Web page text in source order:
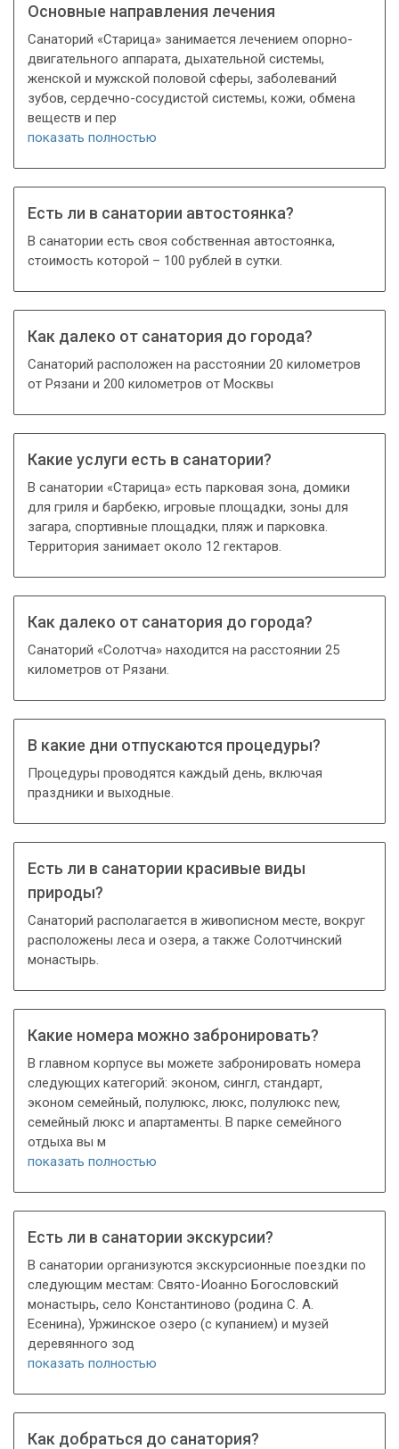
Основные направления лечения
Санаторий «Старица» занимается лечением опорно-
двигательного аппарата, дыхательной системы,
женской и мужской половой сферы, заболеваний
зубов, сердечно-сосудистой системы, кожи, обмена
веществ и пер
показать полностью
Есть ли в санатории автостоянка?
В санатории есть своя собственная автостоянка,
стоимость которой – 100 рублей в сутки.
Как далеко от санатория до города?
Санаторий расположен на расстоянии 20 километров
от Рязани и 200 километров от Москвы
Какие услуги есть в санатории?
В санатории «Старица» есть парковая зона, домики
для гриля и барбекю, игровые площадки, зоны для
загара, спортивные площадки, пляж и парковка.
Территория занимает около 12 гектаров.
Как далеко от санатория до города?
Санаторий «Солотча» находится на расстоянии 25
километров от Рязани.
В какие дни отпускаются процедуры?
Процедуры проводятся каждый день, включая
праздники и выходные.
Есть ли в санатории красивые виды
природы?
Санаторий располагается в живописном месте, вокруг
расположены леса и озера, а также Солотчинский
монастырь.
Какие номера можно забронировать?
В главном корпусе вы можете забронировать номера
следующих категорий: эконом, сингл, стандарт,
эконом семейный, полулюкс, люкс, полулюкс new,
семейный люкс и апартаменты. В парке семейного
отдыха вы м
показать полностью
Есть ли в санатории экскурсии?
В санатории организуются экскурсионные поездки по
следующим местам: Свято-Иоанно Богословский
монастырь, село Константиново (родина С. А.
Есенина), Уржинское озеро (с купанием) и музей
деревянного зод
показать полностью
Как добраться до санатория?